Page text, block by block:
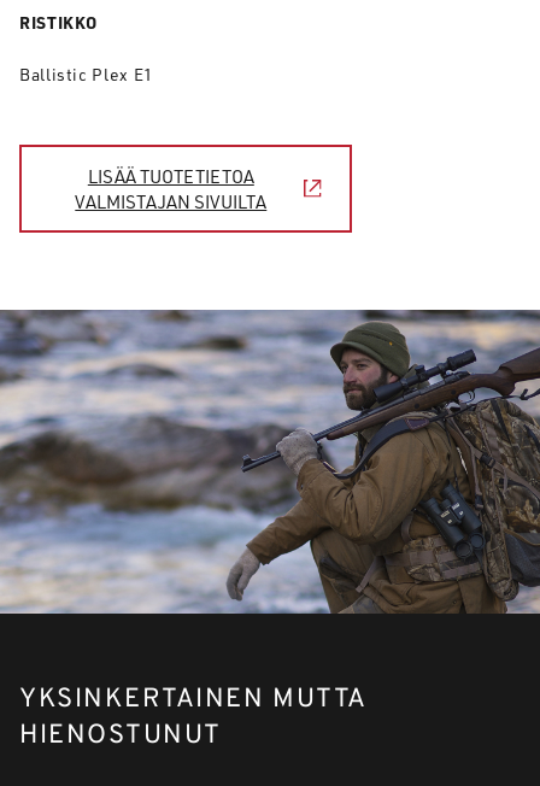
RISTIKKO
Ballistic Plex E1
LISÄÄ TUOTETIETOA
VALMISTAJAN SIVUILTA
YKSINKERTAINEN MUTTA
HIENOSTUNUT